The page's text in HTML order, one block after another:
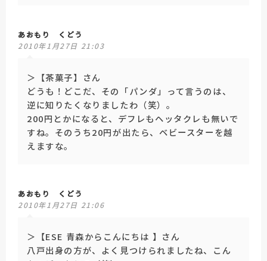
あおもり くどう
2010年1月27日 21:03
＞【茶菓子】さん
どうも！どこだ、その「パンダ」って言うのは、
逆に知りたくなりましたわ（笑）。
200円とかになると、デフレもヘッタクレも無いで
すね。そのうち20円が出たら、ベビースターを越
えますな。
あおもり くどう
2010年1月27日 21:06
＞【ESE 青森からこんにちは 】さん
八戸出身の方が、よく見つけられましたね、こん